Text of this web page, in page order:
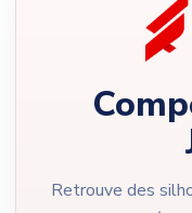
Retrouve des